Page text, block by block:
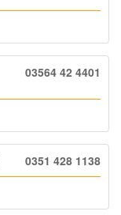
03564 42 4401
0351 428 1138